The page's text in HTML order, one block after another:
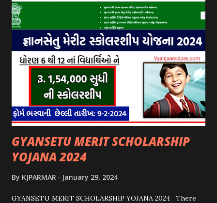
GYANSETU MERIT SCHOLARSHIP
YOJANA 2024
By KJPARMAR January 29, 2024
GYANSETU MERIT SCHOLARSHIP YOJANA 2024 There